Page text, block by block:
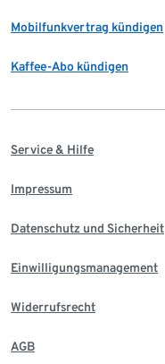
Mobilfunkvertrag kündigen
Kaffee-Abo kündigen
Service & Hilfe
Impressum
Datenschutz und Sicherheit
Einwilligungsmanagement
Widerrufsrecht
AGB